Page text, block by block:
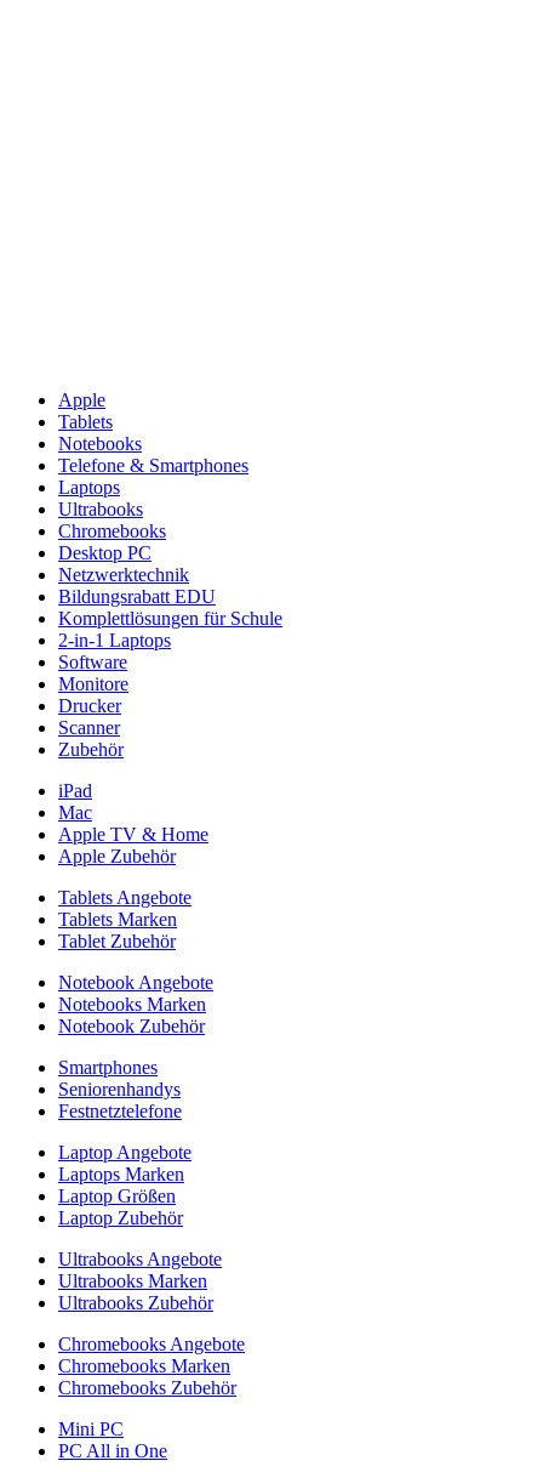
Apple
Tablets
Notebooks
Telefone & Smartphones
Laptops
Ultrabooks
Chromebooks
Desktop PC
Netzwerktechnik
Bildungsrabatt EDU
Komplettlösungen für Schule
2-in-1 Laptops
Software
Monitore
Drucker
Scanner
Zubehör
iPad
Mac
Apple TV & Home
Apple Zubehör
Tablets Angebote
Tablets Marken
Tablet Zubehör
Notebook Angebote
Notebooks Marken
Notebook Zubehör
Smartphones
Seniorenhandys
Festnetztelefone
Laptop Angebote
Laptops Marken
Laptop Größen
Laptop Zubehör
Ultrabooks Angebote
Ultrabooks Marken
Ultrabooks Zubehör
Chromebooks Angebote
Chromebooks Marken
Chromebooks Zubehör
Mini PC
PC All in One